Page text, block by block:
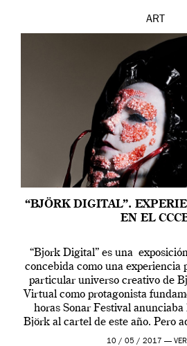
ART
“BJÖRK DIGITAL”.
EN EL
“Bjork Digital” es una
concebida como una experiencia
particular universo creativo de
Virtual como protagonista
horas Sonar Festival
Björk al cartel de este año. Pero
en una de las actuaciones
10 / 05 / 2017 —